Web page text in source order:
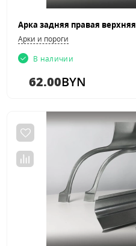
Арки и пороги
В наличии
62.00BYN